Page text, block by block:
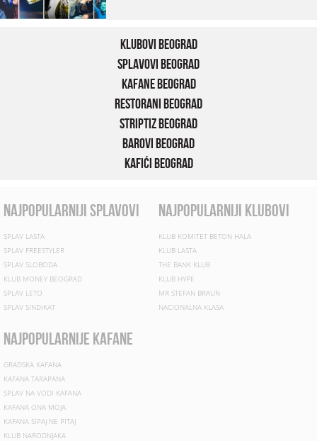
Klubovi Beograd
Splavovi Beograd
Kafane Beograd
Restorani Beograd
Striptiz Beograd
Barovi Beograd
Kafići Beograd
najpopularniji splavovi
SPLAV LASTA
SPLAV FREESTYLER
SPLAV SLOBODA
KLUB MONEY BEOGRAD
SPLAV LETO
SPLAV SINDIKAT
najpopularniji klubovi
KLUB KOMITET BETON HALA
KLUB LASTA
THE BANK KLUB
KLUB HYPE
MR STEFAN BRAUN
NACIONALNA KLASA
najpopularnije kafane
GRADSKA KAFANA
KAFANA TARAPANA
SPLAV NA VODI KAFANA
KAFANA ONA MOJA
KAFANA SIPAJ NE PITAJ
KLUB NARODNJAKA